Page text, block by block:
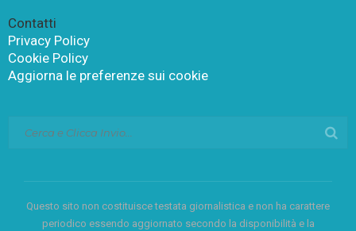
Contatti
Privacy Policy
Cookie Policy
Aggiorna le preferenze sui cookie
Questo sito non costituisce testata giornalistica e non ha carattere
periodico essendo aggiornato secondo la disponibilità e la